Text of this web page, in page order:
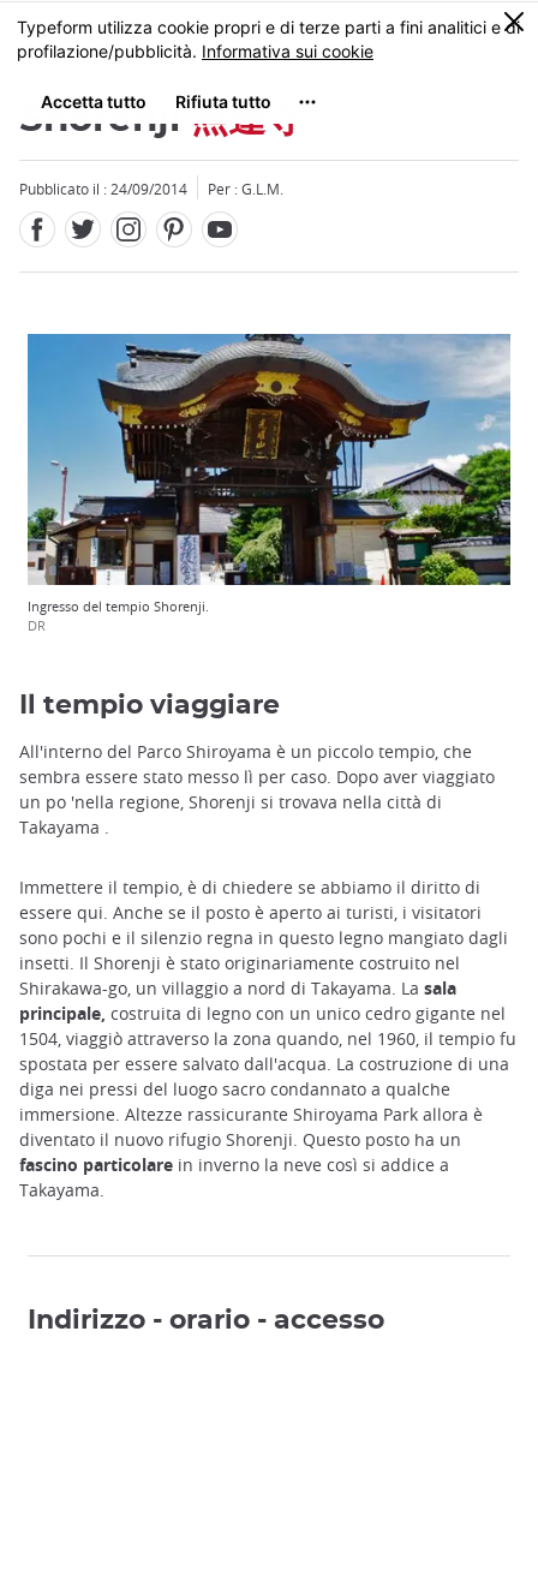
Skip
to
content
MENU
0
Shorenji照蓮寺
Pubblicato il : 24/09/2014 Per : G.L.M.
Ingresso del tempio Shorenji.
DR
Il tempio viaggiare
All'interno del Parco Shiroyama è un piccolo tempio, che
sembra essere stato messo lì per caso. Dopo aver viaggiato
un po 'nella regione, Shorenji si trovava nella città di
Takayama .
Immettere il tempio, è di chiedere se abbiamo il diritto di
essere qui. Anche se il posto è aperto ai turisti, i visitatori
sono pochi e il silenzio regna in questo legno mangiato dagli
insetti. Il Shorenji è stato originariamente costruito nel
Shirakawa-go, un villaggio a nord di Takayama. La sala
principale, costruita di legno con un unico cedro gigante nel
1504, viaggiò attraverso la zona quando, nel 1960, il tempio fu
spostata per essere salvato dall'acqua. La costruzione di una
diga nei pressi del luogo sacro condannato a qualche
immersione. Altezze rassicurante Shiroyama Park allora è
diventato il nuovo rifugio Shorenji. Questo posto ha un
fascino particolare in inverno la neve così si addice a
Takayama.
Indirizzo - orario - accesso